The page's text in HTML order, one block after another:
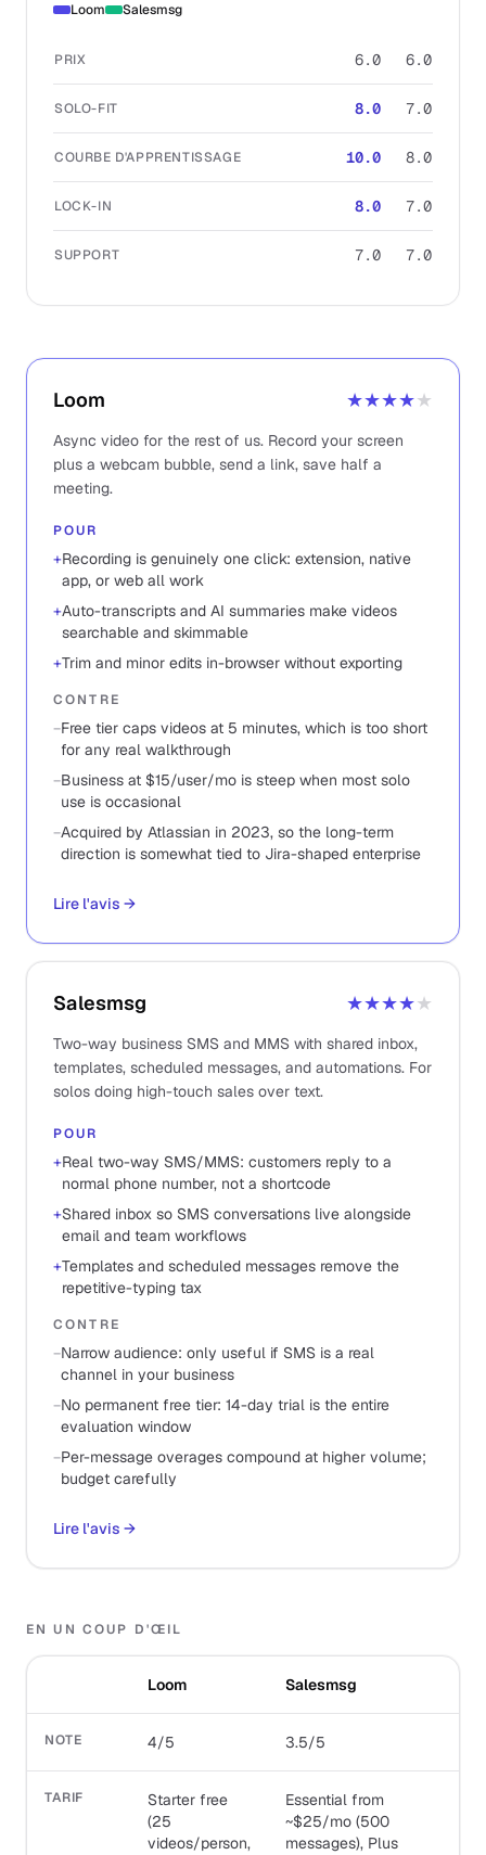
Loom Salesmsg
PRIX 6.0 6.0
SOLO-FIT 8.0 7.0
COURBE D'APPRENTISSAGE 10.0 8.0
LOCK-IN 8.0 7.0
SUPPORT 7.0 7.0
Loom ★★★★★
Async video for the rest of us. Record your screen
plus a webcam bubble, send a link, save half a
meeting.
POUR
+Recording is genuinely one click: extension, native
app, or web all work
+Auto-transcripts and AI summaries make videos
searchable and skimmable
+Trim and minor edits in-browser without exporting
CONTRE
−Free tier caps videos at 5 minutes, which is too short
for any real walkthrough
−Business at $15/user/mo is steep when most solo
use is occasional
−Acquired by Atlassian in 2023, so the long-term
direction is somewhat tied to Jira-shaped enterprise
Lire l'avis →
Salesmsg ★★★★★
Two-way business SMS and MMS with shared inbox,
templates, scheduled messages, and automations. For
solos doing high-touch sales over text.
POUR
+Real two-way SMS/MMS: customers reply to a
normal phone number, not a shortcode
+Shared inbox so SMS conversations live alongside
email and team workflows
+Templates and scheduled messages remove the
repetitive-typing tax
CONTRE
−Narrow audience: only useful if SMS is a real
channel in your business
−No permanent free tier: 14-day trial is the entire
evaluation window
−Per-message overages compound at higher volume;
budget carefully
Lire l'avis →
EN UN COUP D'ŒIL
Loom Salesmsg
NOTE 4/5 3.5/5
TARIF
Starter free
(25
videos/person,
Essential from
~$25/mo (500
messages), Plus